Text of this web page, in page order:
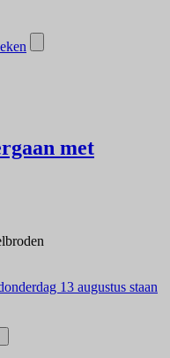
met
13 augustus staan